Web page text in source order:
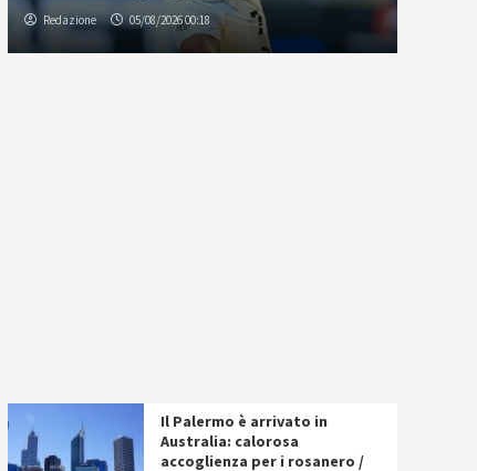
Redazione 05/08/2026 00:18
Il Palermo è arrivato in
Australia: calorosa
accoglienza per i rosanero /